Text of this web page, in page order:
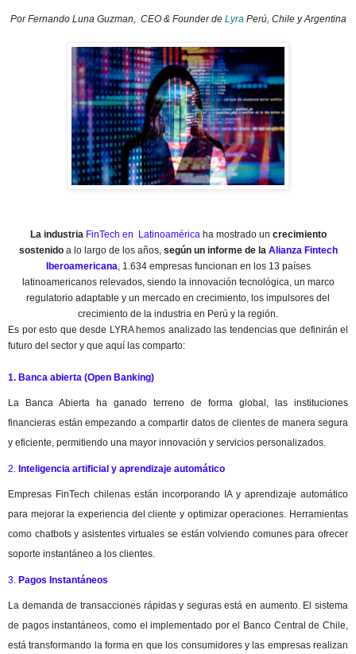
Por Fernando Luna Guzman, CEO & Founder de Lyra Perú, Chile y Argentina
La industria FinTech en Latinoamérica ha mostrado un crecimiento
sostenido a lo largo de los años, según un informe de la Alianza Fintech
Iberoamericana , 1.634 empresas funcionan en los 13 países
latinoamericanos relevados, siendo la innovación tecnológica, un marco
regulatorio adaptable y un mercado en crecimiento, los impulsores del
crecimiento de la industria en Perú y la región.
Es por esto que desde LYRA hemos analizado las tendencias que definirán el
futuro del sector y que aquí las comparto:
1. Banca abierta (Open Banking)
La Banca Abierta ha ganado terreno de forma global, las instituciones
financieras están empezando a compartir datos de clientes de manera segura
y eficiente, permitiendo una mayor innovación y servicios personalizados.
2. Inteligencia artificial y aprendizaje automático
Empresas FinTech chilenas están incorporando IA y aprendizaje automático
para mejorar la experiencia del cliente y optimizar operaciones. Herramientas
como chatbots y asistentes virtuales se están volviendo comunes para ofrecer
soporte instantáneo a los clientes.
3. Pagos Instantáneos
La demanda de transacciones rápidas y seguras está en aumento. El sistema
de pagos instantáneos, como el implementado por el Banco Central de Chile,
está transformando la forma en que los consumidores y las empresas realizan